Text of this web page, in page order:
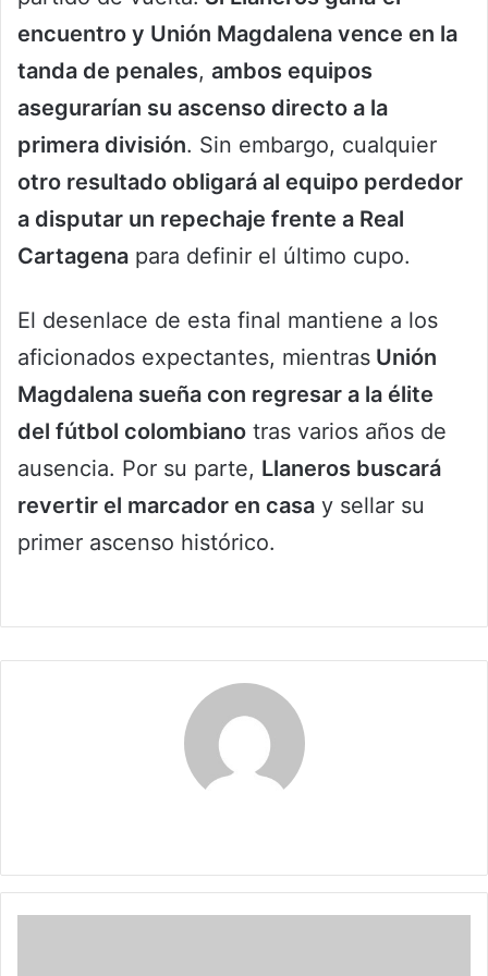
encuentro y Unión Magdalena vence en la
tanda de penales, ambos equipos
asegurarían su ascenso directo a la
primera división. Sin embargo, cualquier
otro resultado obligará al equipo perdedor
a disputar un repechaje frente a Real
Cartagena para definir el último cupo.
El desenlace de esta final mantiene a los
aficionados expectantes, mientras Unión
Magdalena sueña con regresar a la élite
del fútbol colombiano tras varios años de
ausencia. Por su parte, Llaneros buscará
revertir el marcador en casa y sellar su
primer ascenso histórico.